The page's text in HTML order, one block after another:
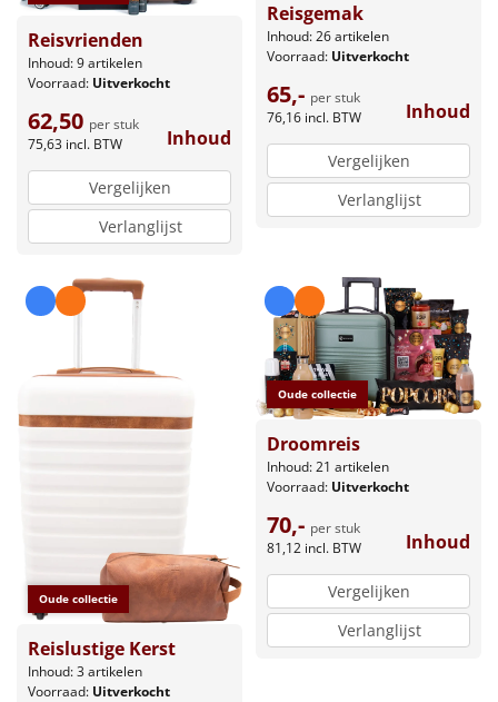
Reisvrienden
Inhoud: 9 artikelen
Voorraad: Uitverkocht
62,50 per stuk
75,63 incl. BTW Inhoud
Vergelijken
Verlanglijst
Reisgemak
Inhoud: 26 artikelen
Voorraad: Uitverkocht
65,- per stuk
76,16 incl. BTW Inhoud
Vergelijken
Verlanglijst
Oude collectie
Reislustige Kerst
Inhoud: 3 artikelen
Voorraad: Uitverkocht
Oude collectie
Droomreis
Inhoud: 21 artikelen
Voorraad: Uitverkocht
70,- per stuk
81,12 incl. BTW Inhoud
Vergelijken
Verlanglijst